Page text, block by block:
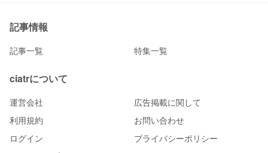
記事情報
記事一覧 特集一覧
ciatrについて
運営会社
広告掲載に関して
利用規約
お問い合わせ
ログイン
プライバシーポリシー